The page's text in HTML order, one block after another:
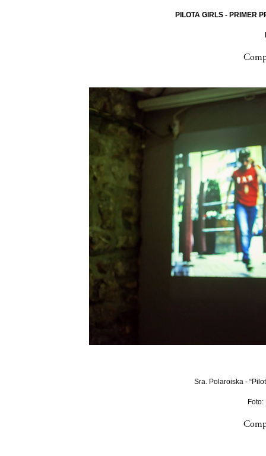
PILOTA GIRLS - PRIMER
Sra. Polaroiska -